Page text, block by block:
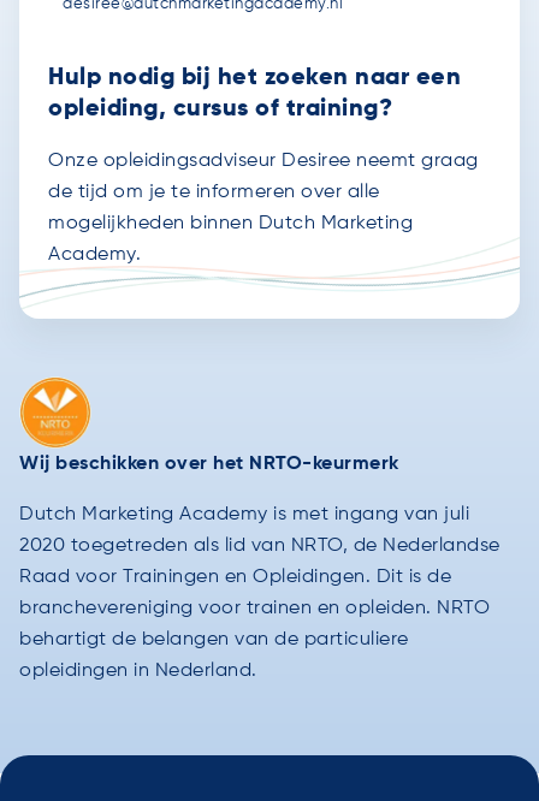
desiree@dutchmarketingacademy.nl
Hulp nodig bij het zoeken naar een
opleiding, cursus of training?
Onze opleidingsadviseur Desiree neemt graag
de tijd om je te informeren over alle
mogelijkheden binnen Dutch Marketing
Academy.
Wij beschikken over het NRTO-keurmerk
Dutch Marketing Academy is met ingang van juli
2020 toegetreden als lid van NRTO, de Nederlandse
Raad voor Trainingen en Opleidingen. Dit is de
branchevereniging voor trainen en opleiden. NRTO
behartigt de belangen van de particuliere
opleidingen in Nederland.